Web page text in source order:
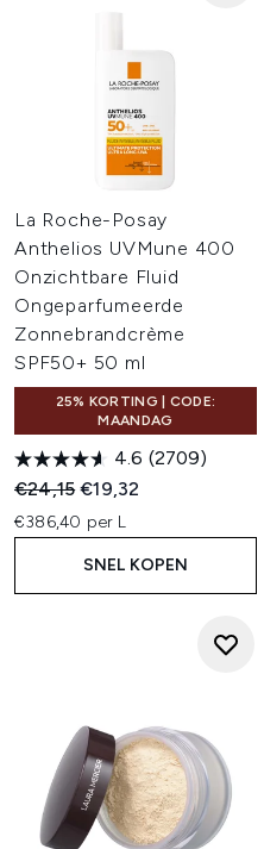
La Roche-Posay
Anthelios UVMune 400
Onzichtbare Fluid
Ongeparfumeerde
Zonnebrandcrème
SPF50+ 50 ml
25% KORTING | CODE:
MAANDAG
4.6 (2709)
Recommended Retail Price:
€24,15Huidige prijs:
€19,32
€386,40 per L
SNEL KOPEN